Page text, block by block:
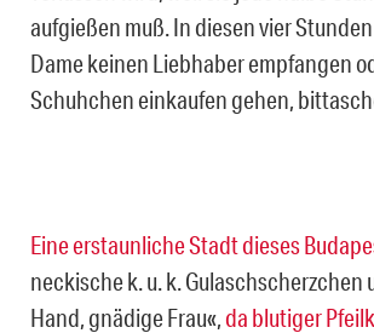
aufgießen muß. In diesen vier
Dame keinen Liebhaber empfangen
Schuhchen einkaufen gehen,
Eine erstaunliche Stadt dieses
neckische k. u. k. Gulaschscherzchen
Hand, gnädige Frau«,da blutiger